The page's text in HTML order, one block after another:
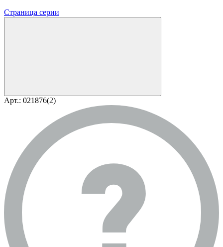
Страница серии
Арт.: 021876(2)